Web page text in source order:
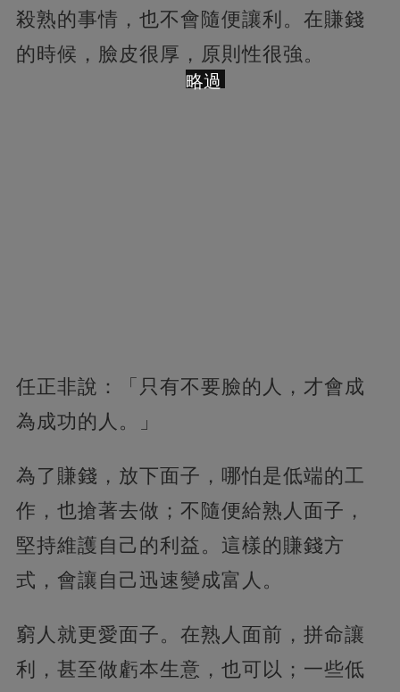
殺熟的事情，也不會隨便讓利。在賺錢
的時候，臉皮很厚，原則性很強。
任正非說：「只有不要臉的人，才會成
為成功的人。」
為了賺錢，放下面子，哪怕是低端的工
作，也搶著去做；不隨便給熟人面子，
堅持維護自己的利益。這樣的賺錢方
式，會讓自己迅速變成富人。
窮人就更愛面子。在熟人面前，拼命讓
利，甚至做虧本生意，也可以；一些低
略過